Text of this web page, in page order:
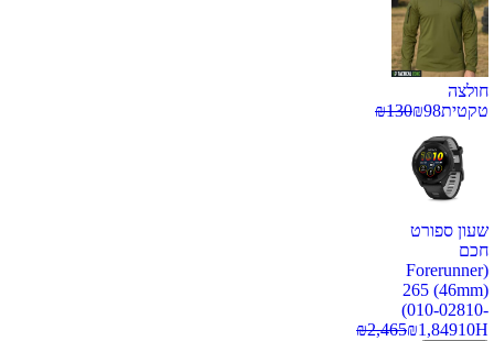
חולצה
טקטית
₪98
₪130
שעון ספורט
חכם
(Forerunner
265 (46mm)
(010-02810-
10H
₪1,849
₪2,465